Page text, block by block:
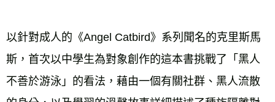
以針對成人的《Angel Catbird》系列聞名的克里斯馬
斯，首次以中學生為對象創作的這本書挑戰了「黑人
不善於游泳」的看法，藉由一個有關社群、黑人流散